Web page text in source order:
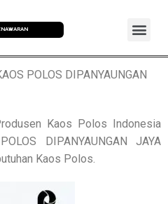
POLOS DIPANYAUNGAN
Kaos Polos Indonesia
DIPANYAUNGAN JAYA
Kaos Polos.